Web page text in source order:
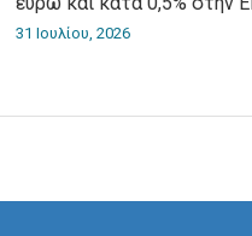
31 Ιουλίου, 2026